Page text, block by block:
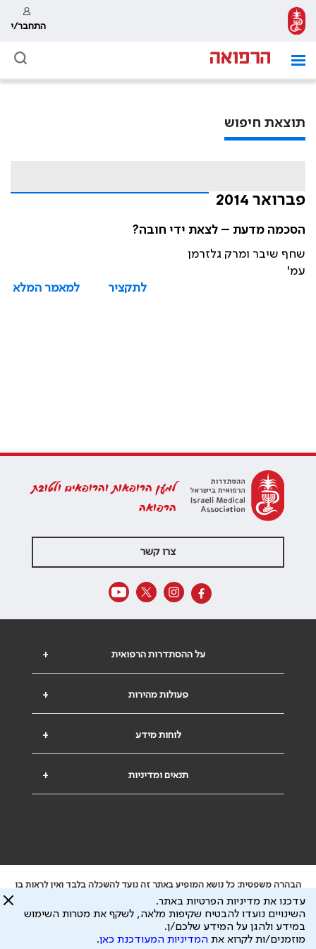
התחבר/י
תוצאת חיפוש
פברואר 2014
הסכמה מדעת – לצאת ידי חובה?
שחף שיבר ומרק גלזרמן
עמ'
לתקציר
למאמר המלא
למען הרופאות והרופאים ולטובת
הרפואה
צרו קשר
+ על ההסתדרות הרפואית
+ פעולות מהירות
+ לוחות מידע
+ תנאים ומדיניות
הבהרה משפטית: כל נושא המופיע באתר זה נועד להשכלה בלבד ואין לראות בו
ייעוץ רפואי או משפטי. אין הר"י אחראית לתוכן המתפרסם באתר זה ולכל נזק
שעלול להיגרם.
ידוע לי שהר"י אוספת ושומרת מידע אישי לצורך מתן השרות וכי חלק ממנו עשוי
להיות מועבר לצדדים שלישיים, הכל בכפוף למדיניות הפרטיות
עדכנו את מדיניות הפרטיות באתר.
השינויים נועדו להבטיח שקיפות מלאה, לשקף את מטרות השימוש
במידע ולהגן על המידע שלכם/ן.
מוזמנים/ות לקרוא את המדיניות המעודכנת כאן.